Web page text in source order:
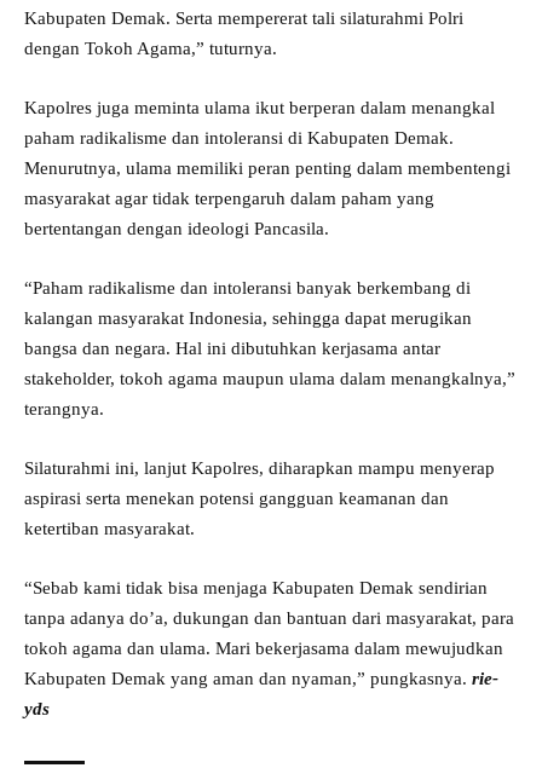
Kabupaten Demak. Serta mempererat tali silaturahmi Polri
dengan Tokoh Agama,” tuturnya.
Kapolres juga meminta ulama ikut berperan dalam menangkal
paham radikalisme dan intoleransi di Kabupaten Demak.
Menurutnya, ulama memiliki peran penting dalam membentengi
masyarakat agar tidak terpengaruh dalam paham yang
bertentangan dengan ideologi Pancasila.
“Paham radikalisme dan intoleransi banyak berkembang di
kalangan masyarakat Indonesia, sehingga dapat merugikan
bangsa dan negara. Hal ini dibutuhkan kerjasama antar
stakeholder, tokoh agama maupun ulama dalam menangkalnya,”
terangnya.
Silaturahmi ini, lanjut Kapolres, diharapkan mampu menyerap
aspirasi serta menekan potensi gangguan keamanan dan
ketertiban masyarakat.
“Sebab kami tidak bisa menjaga Kabupaten Demak sendirian
tanpa adanya do’a, dukungan dan bantuan dari masyarakat, para
tokoh agama dan ulama. Mari bekerjasama dalam mewujudkan
Kabupaten Demak yang aman dan nyaman,” pungkasnya. rie-
yds